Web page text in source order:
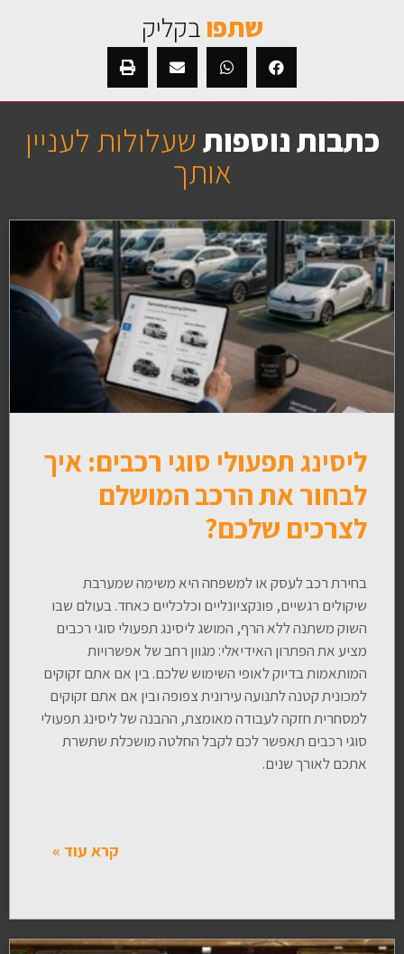
שתפובקליק
כתבות נוספותשעלולות לעניין
אותך
ליסינג תפעולי סוגי רכבים: איך
לבחור את הרכב המושלם
לצרכים שלכם?
בחירת רכב לעסק או למשפחה היא משימה שמערבת
שיקולים רגשיים, פונקציונליים וכלכליים כאחד. בעולם שבו
השוק משתנה ללא הרף, המושג ליסינג תפעולי סוגי רכבים
מציע את הפתרון האידיאלי: מגוון רחב של אפשרויות
המותאמות בדיוק לאופי השימוש שלכם. בין אם אתם זקוקים
למכונית קטנה לתנועה עירונית צפופה ובין אם אתם זקוקים
למסחרית חזקה לעבודה מאומצת, ההבנה של ליסינג תפעולי
סוגי רכבים תאפשר לכם לקבל החלטה מושכלת שתשרת
אתכם לאורך שנים.
קרא עוד »